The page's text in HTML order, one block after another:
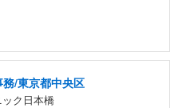
/東京都中央区
ク日本橋